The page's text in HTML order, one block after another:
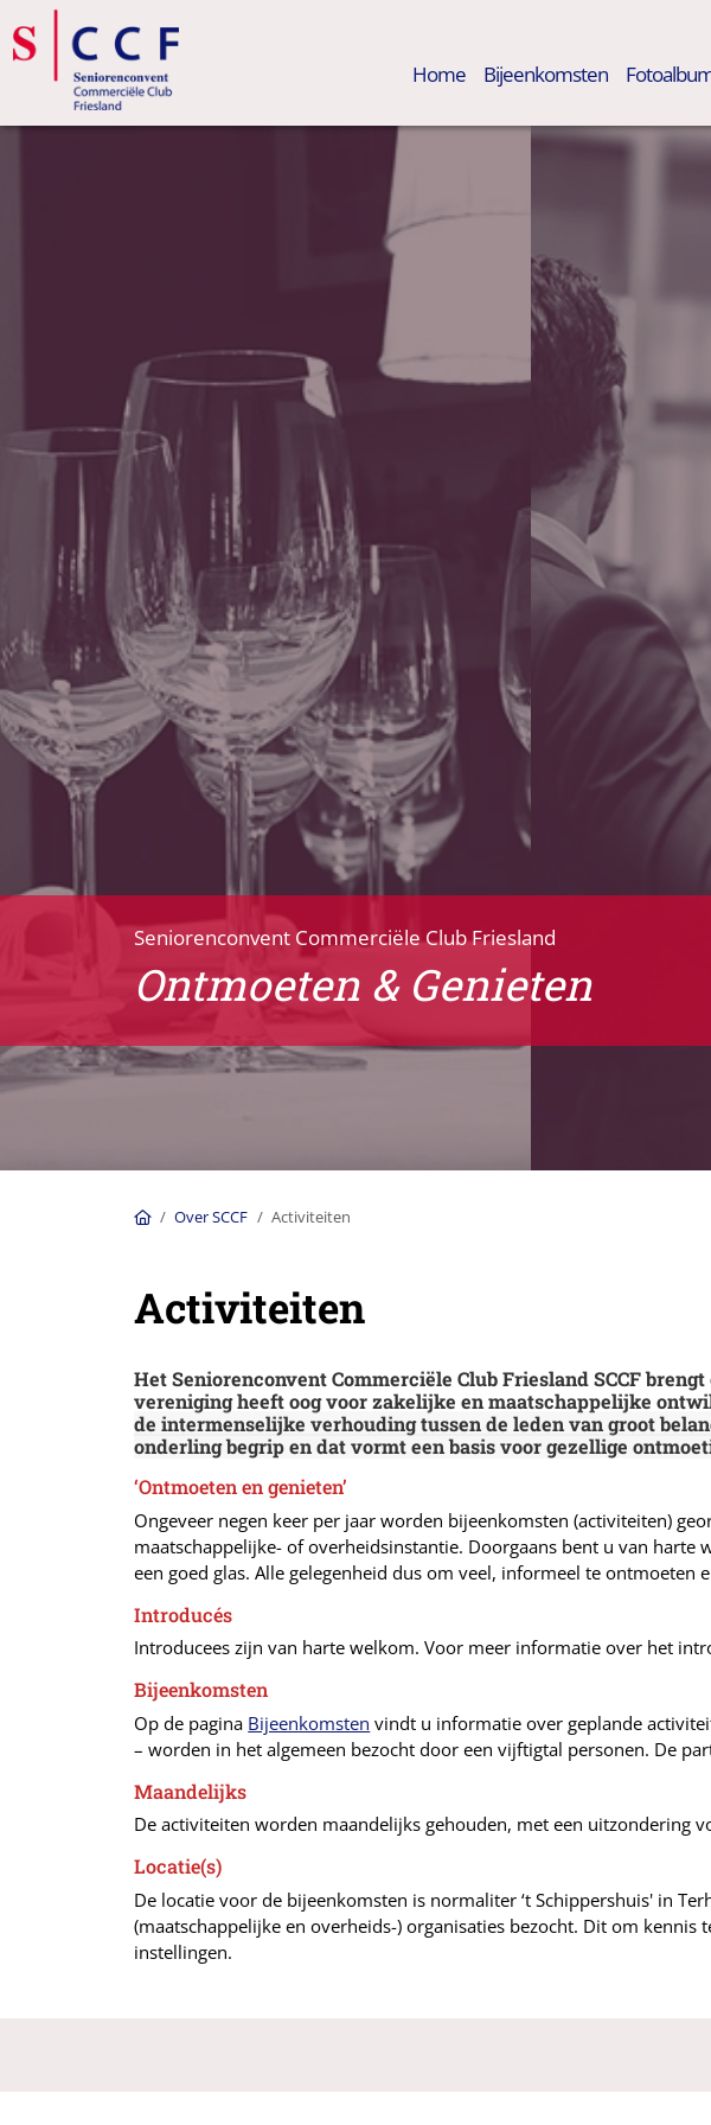
Home Bijeenkomsten
Seniorenconvent Commerciële Club Friesland
Ontmoeten & Genieten
HomeOver SCCF Activiteiten
Activiteiten
Het Seniorenconvent Commerciële Club Friesland SCCF
vereniging heeft oog voor zakelijke en maatschappelijke
de intermenselijke verhouding tussen de leden van groot
onderling begrip en dat vormt een basis voor gezellige
‘Ontmoeten en genieten’
Ongeveer negen keer per jaar worden bijeenkomsten (activiteiten)
maatschappelijke- of overheidsinstantie. Doorgaans bent u van
een goed glas. Alle gelegenheid dus om veel, informeel te
Introducés
Introducees zijn van harte welkom. Voor meer informatie over het
Bijeenkomsten
Op de pagina Bijeenkomsten vindt u informatie over geplande
– worden in het algemeen bezocht door een vijftigtal personen. De
Maandelijks
De activiteiten worden maandelijks gehouden, met een uitzondering
Locatie(s)
De locatie voor de bijeenkomsten is normaliter ‘t Schippershuis' in
(maatschappelijke en overheids-) organisaties bezocht. Dit om
instellingen.